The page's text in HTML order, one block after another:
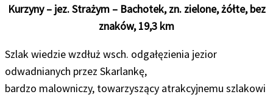
Kurzyny – jez. Strażym – Bachotek, zn. zielone, żółte, bez
znaków, 19,3 km
Szlak wiedzie wzdłuż wsch. odgałęzienia jezior
odwadnianych przez Skarlankę,
bardzo malowniczy, towarzyszący atrakcyjnemu szlakowi